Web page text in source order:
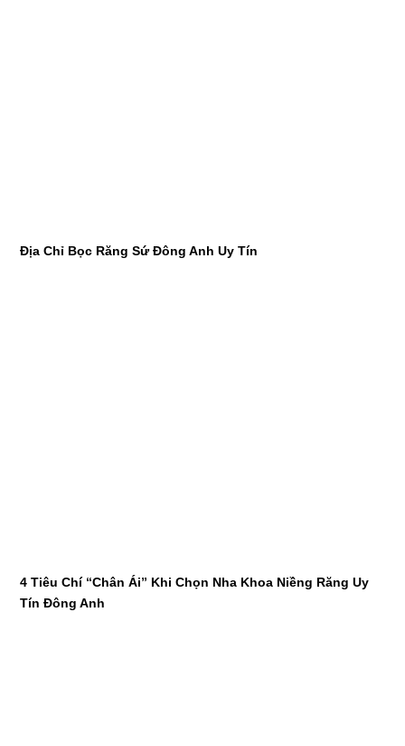
Địa Chỉ Bọc Răng Sứ Đông Anh Uy Tín
4 Tiêu Chí “Chân Ái” Khi Chọn Nha Khoa Niềng Răng Uy
Tín Đông Anh